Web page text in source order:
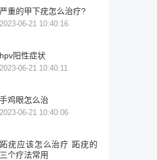
严重的甲下疣怎么治疗?
2023-06-21 10:40:16
hpv阳性症状
2023-06-21 10:40:11
手鸡眼怎么治
2023-06-21 10:40:06
跖疣应该怎么治疗 跖疣的
三个疗法常用